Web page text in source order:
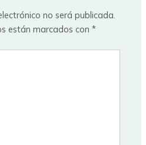
no será publicada.
están marcados con*